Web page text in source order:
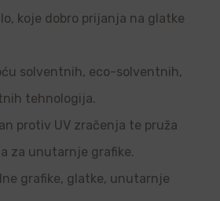
koje dobro prijanja na glatke
solventnih, eco-solventnih,
tehnologija.
protiv UV zračenja te pruža
za unutarnje grafike.
grafike, glatke, unutarnje